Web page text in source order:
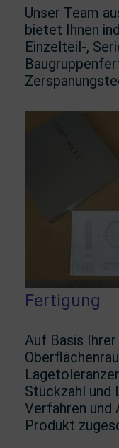
Unser Team
bietet Ihnen
Einzelteil-,
Fertigung
Auf Basis
Stückzahl und
Verfahren und
Produkt